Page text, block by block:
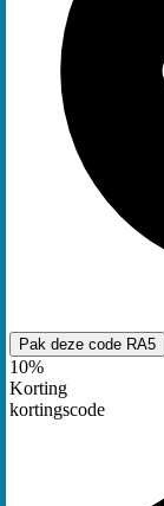
Pak deze code RA5
10%
Korting
kortingscode